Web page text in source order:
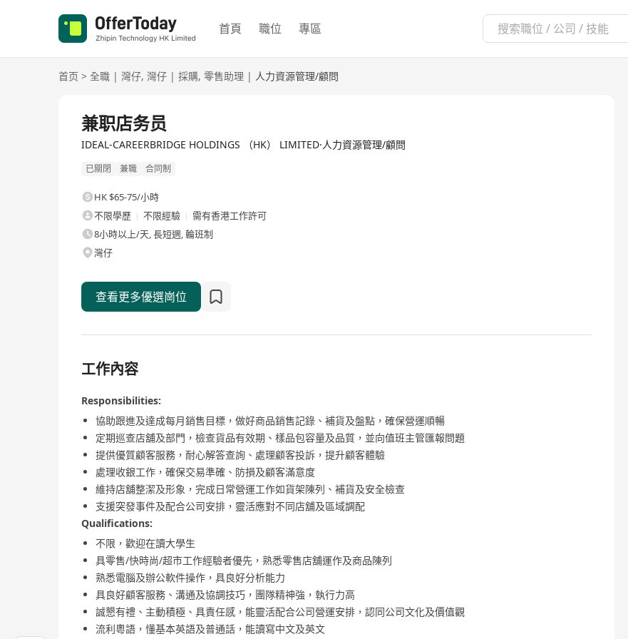
首頁 職位 專區
首页 > 全職 | 灣仔, 灣仔 | 採購, 零售助理 | 人力資源管理/顧問
兼职店务员
IDEAL-CAREERBRIDGE HOLDINGS （HK） LIMITED·人力資源管理/顧問
已關閉 兼職 合同制
HK $65-75/小時
不限學歷
不限經驗
需有香港工作許可
8小時以上/天, 長短週, 輪班制
灣仔
查看更多優選崗位
工作內容
Responsibilities:
協助跟進及達成每月銷售目標，做好商品銷售記錄、補貨及盤點，確保營運順暢
定期巡查店舖及部門，檢查貨品有效期、樣品包容量及品質，並向值班主管匯報問題
提供優質顧客服務，耐心解答查詢、處理顧客投訴，提升顧客體驗
處理收銀工作，確保交易準確、防損及顧客滿意度
維持店舖整潔及形象，完成日常營運工作如貨架陳列、補貨及安全檢查
支援突發事件及配合公司安排，靈活應對不同店舖及區域調配
Qualifications:
不限，歡迎在讀大學生
具零售/快時尚/超市工作經驗者優先，熟悉零售店舖運作及商品陳列
熟悉電腦及辦公軟件操作，具良好分析能力
具良好顧客服務、溝通及協調技巧，團隊精神強，執行力高
誠懇有禮、主動積極、具責任感，能靈活配合公司營運安排，認同公司文化及價值觀
流利粵語，懂基本英語及普通話，能讀寫中文及英文